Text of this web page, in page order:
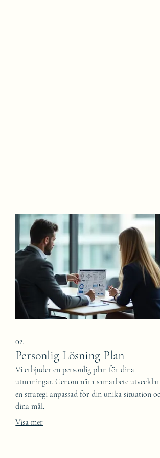
02.
Personlig Lösning Plan
Vi erbjuder en personlig plan för dina
utmaningar. Genom nära samarbete
en strategi anpassad för din unika situation
dina mål.
Visa mer